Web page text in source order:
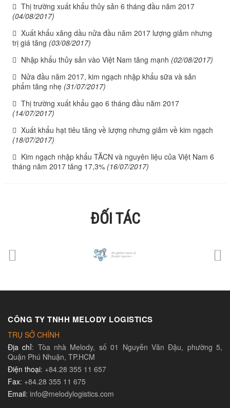
Thị trường xuất khẩu thủy sản 6 tháng đầu năm 2017
(04/08/2017)
Xuất khẩu xăng dầu nửa đầu năm 2017 lượng giảm nhưng
trị giá tăng (03/08/2017)
Nhập khẩu thủy sản vào Việt Nam tăng mạnh (02/08/2017)
Nửa đầu năm 2017, kim ngạch nhập khẩu sữa và sản
phẩm tăng nhẹ (31/07/2017)
Thị trường xuất khẩu gạo 6 tháng đầu năm 2017
(14/07/2017)
Xuất khẩu hạt tiêu tăng về lượng nhưng giảm về kim ngạch
(18/07/2017)
Kim ngạch nhập khẩu TĂCN và nguyên liệu của Việt Nam 6
tháng năm 2017 tăng 17,3% (16/07/2017)
ĐỐI TÁC
CÔNG TY TNHH MELODY LOGISTICS
TRỤ SỞ CHÍNH
Địa chỉ: Tòa nhà Melody, số 01 Nguyễn Văn Đậu, phường 5,
Quận Phú Nhuận, TP.HCM
Điện thoại: +84.28 355 11 657
Fax: +84.28 355 11 675
Email: info@melodylogistics.com